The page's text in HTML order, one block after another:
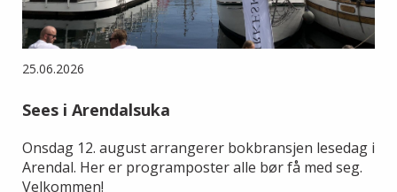
25.06.2026
Sees i Arendalsuka
Onsdag 12. august arrangerer bokbransjen lesedag i
Arendal. Her er programposter alle bør få med seg.
Velkommen!